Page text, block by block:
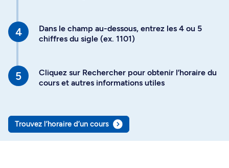
Dans le champ au-dessous, entrez les 4 ou 5
chiffres du sigle (ex. 1101)
Cliquez sur Rechercher pour obtenir l’horaire du
cours et autres informations utiles
Trouvez l’horaire d’un cours